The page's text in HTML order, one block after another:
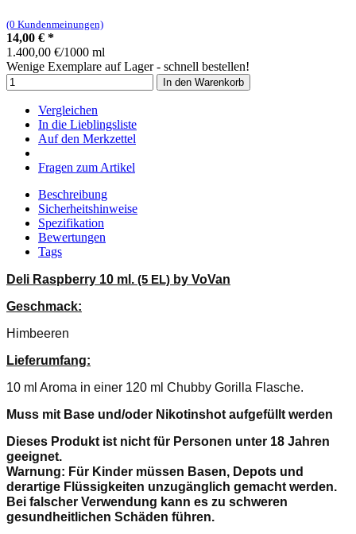
(0 Kundenmeinungen)
14,00 € *
1.400,00 €/1000 ml
Wenige Exemplare auf Lager - schnell bestellen!
In den Warenkorb
Vergleichen
In die Lieblingsliste
Auf den Merkzettel
Fragen zum Artikel
Beschreibung
Sicherheitshinweise
Spezifikation
Bewertungen
Tags
Deli Raspberry 10 ml. (5 EL) by VoVan
Geschmack:
Himbeeren
Lieferumfang:
10 ml Aroma in einer 120 ml Chubby Gorilla Flasche.
Muss mit Base und/oder Nikotinshot aufgefüllt werden
Dieses Produkt ist nicht für Personen unter 18 Jahren
geeignet.
Warnung: Für Kinder müssen Basen, Depots und
derartige Flüssigkeiten unzugänglich gemacht werden.
Bei falscher Verwendung kann es zu schweren
gesundheitlichen Schäden führen.